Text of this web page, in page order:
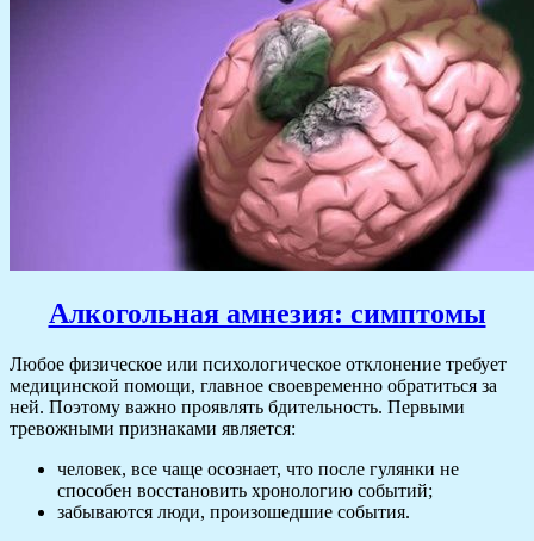
Алкогольная амнезия: симптомы
Любое физическое или психологическое отклонение требует
медицинской помощи, главное своевременно обратиться за
ней. Поэтому важно проявлять бдительность. Первыми
тревожными признаками является:
человек, все чаще осознает, что после гулянки не
способен восстановить хронологию событий;
забываются люди, произошедшие события.